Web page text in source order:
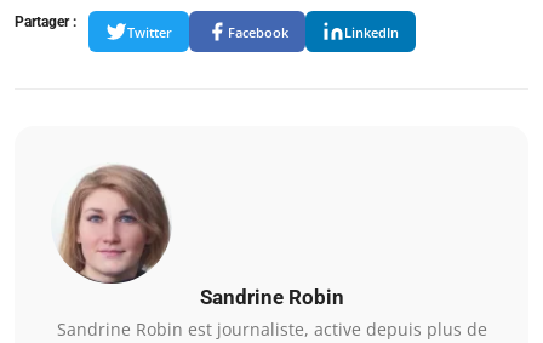
Partager :
Twitter Facebook LinkedIn
Sandrine Robin
Sandrine Robin est journaliste, active depuis plus de